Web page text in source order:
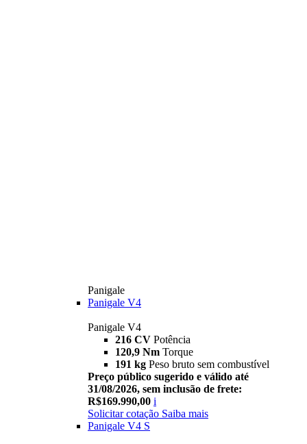
Panigale
Panigale V4
Panigale V4
216 CV Potência
120,9 Nm Torque
191 kg Peso bruto sem combustível
Preço público sugerido e válido até
31/08/2026, sem inclusão de frete:
R$169.990,00 i
Solicitar cotação Saiba mais
Panigale V4 S